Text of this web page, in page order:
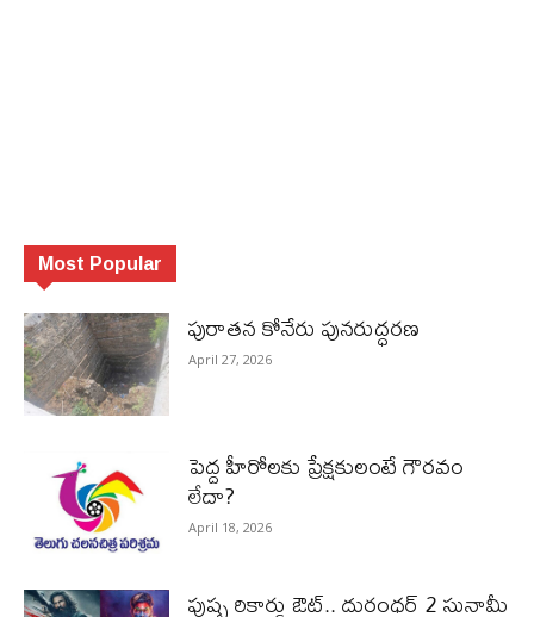
Most Popular
పురాత‌న కోనేరు పున‌రుద్ధ‌ర‌ణ
April 27, 2026
పెద్ద హీరోల‌కు ప్రేక్ష‌కులంటే గౌర‌వం
లేదా?
April 18, 2026
పుష్ప రికార్డు ఔట్‌.. దురంధ‌ర్ 2 సునామీ